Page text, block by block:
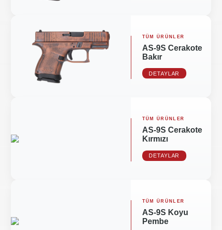
TÜM ÜRÜNLER
AS-9S Cerakote
Bakır
DETAYLAR
TÜM ÜRÜNLER
AS-9S Cerakote
Kırmızı
DETAYLAR
TÜM ÜRÜNLER
AS-9S Koyu
Pembe